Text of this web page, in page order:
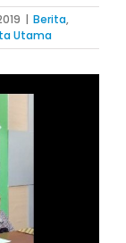
| Berita,
Utama